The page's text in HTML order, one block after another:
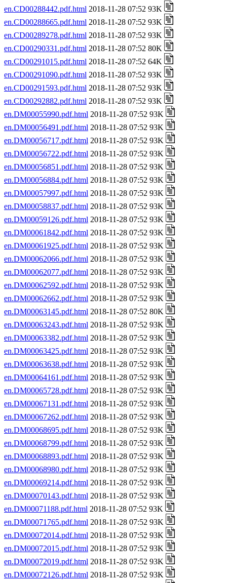
en.CD00288442.pdf.html 2018-11-28 07:52 93K
en.CD00288665.pdf.html 2018-11-28 07:52 93K
en.CD00289278.pdf.html 2018-11-28 07:52 93K
en.CD00290331.pdf.html 2018-11-28 07:52 80K
en.CD00291015.pdf.html 2018-11-28 07:52 64K
en.CD00291090.pdf.html 2018-11-28 07:52 93K
en.CD00291593.pdf.html 2018-11-28 07:52 93K
en.CD00292882.pdf.html 2018-11-28 07:52 93K
en.DM00055990.pdf.html 2018-11-28 07:52 93K
en.DM00056491.pdf.html 2018-11-28 07:52 93K
en.DM00056717.pdf.html 2018-11-28 07:52 93K
en.DM00056722.pdf.html 2018-11-28 07:52 93K
en.DM00056851.pdf.html 2018-11-28 07:52 93K
en.DM00056884.pdf.html 2018-11-28 07:52 93K
en.DM00057997.pdf.html 2018-11-28 07:52 93K
en.DM00058837.pdf.html 2018-11-28 07:52 93K
en.DM00059126.pdf.html 2018-11-28 07:52 93K
en.DM00061842.pdf.html 2018-11-28 07:52 93K
en.DM00061925.pdf.html 2018-11-28 07:52 93K
en.DM00062066.pdf.html 2018-11-28 07:52 93K
en.DM00062077.pdf.html 2018-11-28 07:52 93K
en.DM00062592.pdf.html 2018-11-28 07:52 93K
en.DM00062662.pdf.html 2018-11-28 07:52 93K
en.DM00063145.pdf.html 2018-11-28 07:52 80K
en.DM00063243.pdf.html 2018-11-28 07:52 93K
en.DM00063382.pdf.html 2018-11-28 07:52 93K
en.DM00063425.pdf.html 2018-11-28 07:52 93K
en.DM00063638.pdf.html 2018-11-28 07:52 93K
en.DM00064161.pdf.html 2018-11-28 07:52 93K
en.DM00065728.pdf.html 2018-11-28 07:52 93K
en.DM00067131.pdf.html 2018-11-28 07:52 93K
en.DM00067262.pdf.html 2018-11-28 07:52 93K
en.DM00068695.pdf.html 2018-11-28 07:52 93K
en.DM00068799.pdf.html 2018-11-28 07:52 93K
en.DM00068893.pdf.html 2018-11-28 07:52 93K
en.DM00068980.pdf.html 2018-11-28 07:52 93K
en.DM00069214.pdf.html 2018-11-28 07:52 93K
en.DM00070143.pdf.html 2018-11-28 07:52 93K
en.DM00071188.pdf.html 2018-11-28 07:52 93K
en.DM00071765.pdf.html 2018-11-28 07:52 93K
en.DM00072014.pdf.html 2018-11-28 07:52 93K
en.DM00072015.pdf.html 2018-11-28 07:52 93K
en.DM00072019.pdf.html 2018-11-28 07:52 93K
en.DM00072126.pdf.html 2018-11-28 07:52 93K